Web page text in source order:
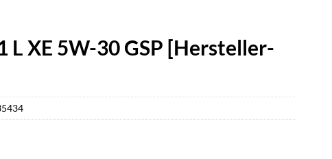
L XE 5W-30 GSP [Hersteller-